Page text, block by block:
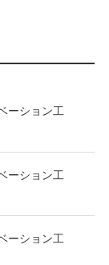
ーション工
ーション工
ーション工